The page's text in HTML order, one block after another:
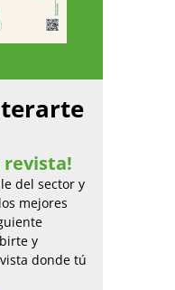
revista!
del sector y
mejores
y
donde tú